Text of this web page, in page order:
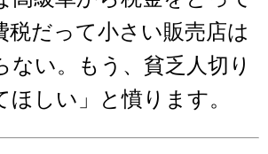
税だって小さい販売店は
ない。もう、貧乏人切り
しい」と憤ります。